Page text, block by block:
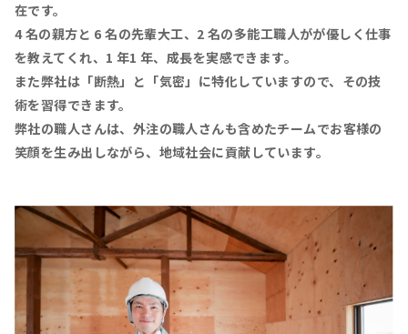
在です。
4 名の親方と 6 名の先輩大工、2 名の多能工職人がが優しく仕事
を教えてくれ、1 年1 年、成長を実感できます。
また弊社は「断熱」と「気密」に特化していますので、その技
術を習得できます。
弊社の職人さんは、外注の職人さんも含めたチームでお客様の
笑顔を生み出しながら、地域社会に貢献しています。